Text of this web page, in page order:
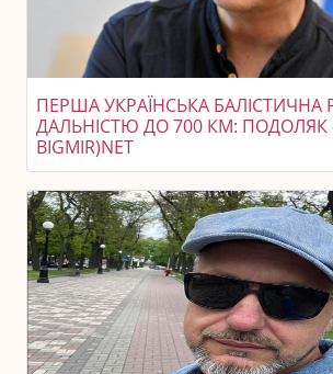
ПЕРША УКРАЇНСЬКА БАЛІСТИЧНА
ДАЛЬНІСТЮ ДО 700 КМ:
BIGMIR)NET